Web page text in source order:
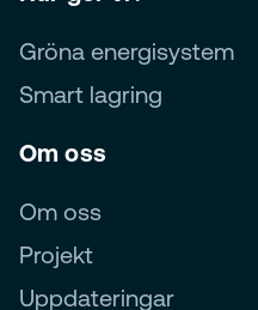
Gröna energisystem
Smart lagring
Om oss
Om oss
Projekt
Uppdateringar